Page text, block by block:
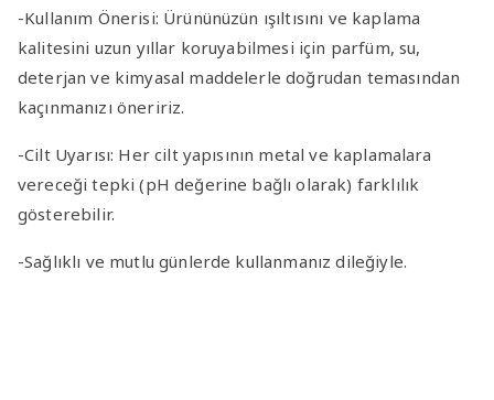
-Kullanım Önerisi: Ürününüzün ışıltısını ve kaplama
kalitesini uzun yıllar koruyabilmesi için parfüm, su,
deterjan ve kimyasal maddelerle doğrudan temasından
kaçınmanızı öneririz.
-Cilt Uyarısı: Her cilt yapısının metal ve kaplamalara
vereceği tepki (pH değerine bağlı olarak) farklılık
gösterebilir.
-Sağlıklı ve mutlu günlerde kullanmanız dileğiyle.